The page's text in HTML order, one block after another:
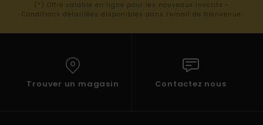
(*) Offre valable en ligne pour les nouveaux inscrits -
Conditions détaillées disponibles dans l'email de bienvenue
Trouver un magasin Contactez nous